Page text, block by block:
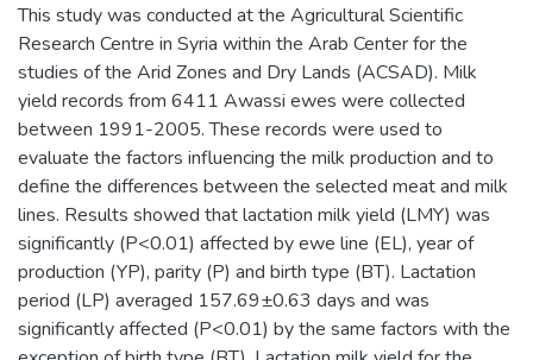
This study was conducted at the Agricultural Scientific
Research Centre in Syria within the Arab Center for the
studies of the Arid Zones and Dry Lands (ACSAD). Milk
yield records from 6411 Awassi ewes were collected
between 1991-2005. These records were used to
evaluate the factors influencing the milk production and to
define the differences between the selected meat and milk
lines. Results showed that lactation milk yield (LMY) was
significantly (P<0.01) affected by ewe line (EL), year of
production (YP), parity (P) and birth type (BT). Lactation
period (LP) averaged 157.69±0.63 days and was
significantly affected (P<0.01) by the same factors with the